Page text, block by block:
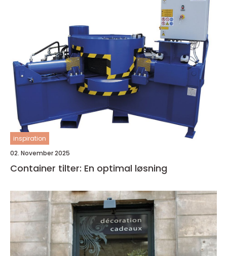
inspiration
02. November 2025
Container tilter: En optimal løsning